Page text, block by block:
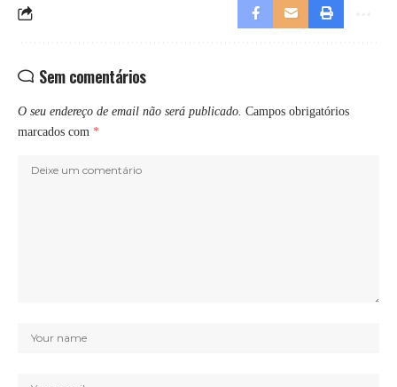
Sem comentários
O seu endereço de email não será publicado. Campos obrigatórios
marcados com *